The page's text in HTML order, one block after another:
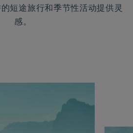
短途旅行和季节性活动提供灵
感。